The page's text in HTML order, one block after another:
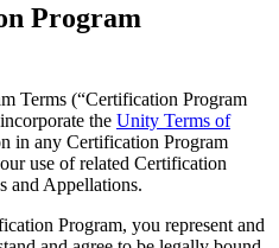
Program
Terms (“Certification Program
the Unity Terms of
in any Certification Program
use of related Certification
and Appellations.
Program, you represent and